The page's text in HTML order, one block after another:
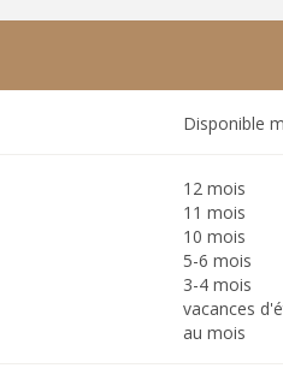
Disponible
12 mois
11 mois
10 mois
5-6 mois
3-4 mois
vacances
au mois